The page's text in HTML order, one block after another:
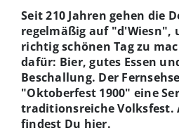
Seit 210 Jahren gehen die
regelmäßig auf "d'Wiesn",
richtig schönen Tag zu
dafür: Bier, gutes Essen
Beschallung. Der
"Oktoberfest 1900" eine
traditionsreiche Volksfest.
findest Du hier.